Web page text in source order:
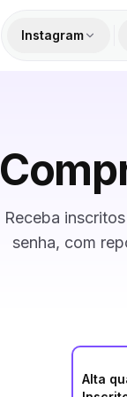
Instagram
Receba
senha, com
Alta